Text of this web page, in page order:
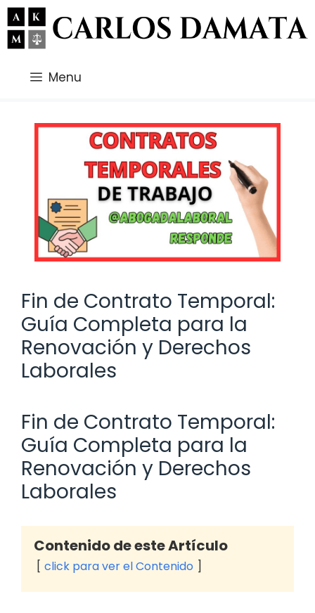
Saltar
al
contenido
Menu
Fin de Contrato Temporal:
Guía Completa para la
Renovación y Derechos
Laborales
Fin de Contrato Temporal:
Guía Completa para la
Renovación y Derechos
Laborales
Contenido de este Artículo
click para ver el Contenido